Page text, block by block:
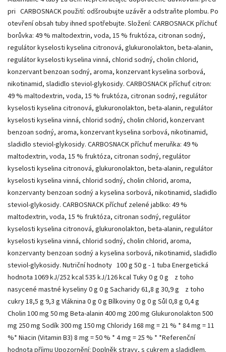
pri CARBOSNACK použití: odšroubujte uzávěr a odstraňte plombu. Po
otevření obsah tuby ihned spotřebujte. Složení: CARBOSNACK příchuť
borůvka: 49 % maltodextrin, voda, 15 % fruktóza, citronan sodný,
regulátor kyselosti kyselina citronová, glukuronolakton, beta-alanin,
regulátor kyselosti kyselina vinná, chlorid sodný, cholin chlorid,
konzervant benzoan sodný, aroma, konzervant kyselina sorbová,
nikotinamid, sladidlo steviol-glykosidy. CARBOSNACK příchuť citron:
49 % maltodextrin, voda, 15 % fruktóza, citronan sodný, regulátor
kyselosti kyselina citronová, glukuronolakton, beta-alanin, regulátor
kyselosti kyselina vinná, chlorid sodný, cholin chlorid, konzervant
benzoan sodný, aroma, konzervant kyselina sorbová, nikotinamid,
sladidlo steviol-glykosidy. CARBOSNACK příchuť meruňka: 49 %
maltodextrin, voda, 15 % fruktóza, citronan sodný, regulátor
kyselosti kyselina citronová, glukuronolakton, beta-alanin, regulátor
kyselosti kyselina vinná, chlorid sodný, cholin chlorid, aroma,
konzervanty benzoan sodný a kyselina sorbová, nikotinamid, sladidlo
steviol-glykosidy. CARBOSNACK příchuť zelené jablko: 49 %
maltodextrin, voda, 15 % fruktóza, citronan sodný, regulátor
kyselosti kyselina citronová, glukuronolakton, beta-alanin, regulátor
kyselosti kyselina vinná, chlorid sodný, cholin chlorid, aroma,
konzervanty benzoan sodný a kyselina sorbová, nikotinamid, sladidlo
steviol-glykosidy. Nutriční hodnoty 100 g 50 g - 1 tuba Energetická
hodnota 1069 kJ/252 kcal 535 kJ/126 kcal Tuky 0 g 0 g z toho
nasycené mastné kyseliny 0 g 0 g Sacharidy 61,8 g 30,9 g z toho
cukry 18,5 g 9,3 g Vláknina 0 g 0 g Bílkoviny 0 g 0 g Sůl 0,8 g 0,4 g
Cholin 100 mg 50 mg Beta-alanin 400 mg 200 mg Glukuronolakton 500
mg 250 mg Sodík 300 mg 150 mg Chloridy 168 mg = 21 % * 84 mg = 11
%* Niacin (Vitamin B3) 8 mg = 50 % * 4 mg = 25 % * *Referenční
hodnota příjmu Upozornění: Doplněk stravy, s cukrem a sladidlem.